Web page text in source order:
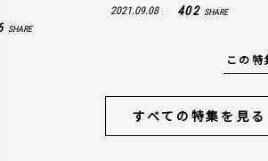
SHARE
2021.09.08 402 SHARE
この特
すべての特集を見る